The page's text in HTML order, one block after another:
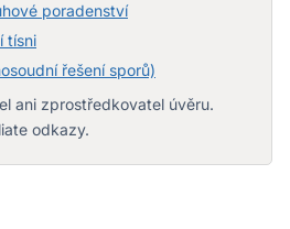
poradenství
tísni
řešení sporů)
ani zprostředkovatel úvěru.
odkazy.